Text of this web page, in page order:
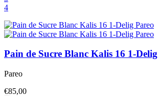
4
Pain de Sucre Blanc Kalis 16 1-Delig
Pareo
€85,00